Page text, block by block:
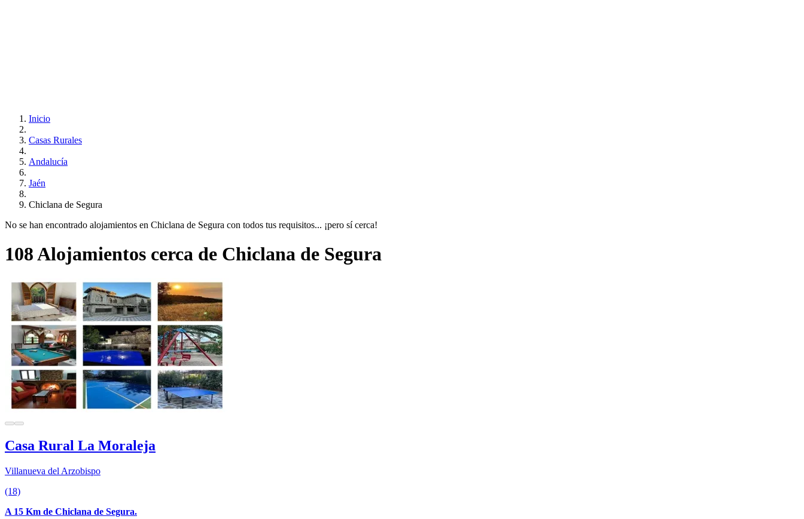
Inicio
Casas Rurales
Andalucía
Jaén
Chiclana de Segura
No se han encontrado alojamientos en Chiclana de Segura con todos tus requisitos... ¡pero sí cerca!
108 Alojamientos cerca de Chiclana de Segura
Casa Rural La Moraleja
Villanueva del Arzobispo
(18)
A 15 Km de Chiclana de Segura.